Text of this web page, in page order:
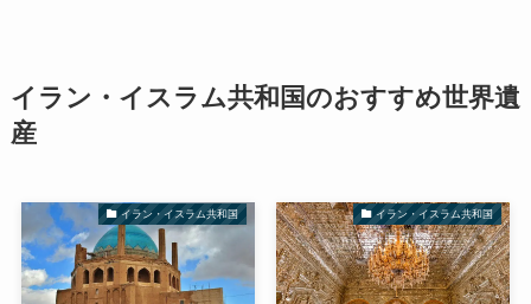
イラン・イスラム共和国のおすすめ世界遺
産
イラン・イスラム共和国 イラン・イスラム共和国